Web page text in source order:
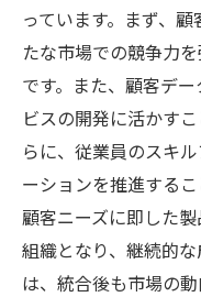
っています。まず、
たな市場での競争力
です。また、顧客デ
ビスの開発に活かす
らに、従業員のスキ
ーションを推進する
顧客ニーズに即した
組織となり、継続的
は、統合後も市場の